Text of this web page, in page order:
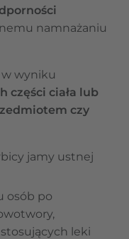
namnażaniu
w wyniku
części ciała lub
czy
jamy ustnej
osób po
leki